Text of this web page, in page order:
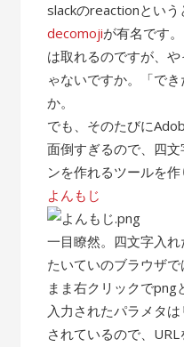
slackのreactionという
decomojiが有名です
は取れるのですが、
ゃないですか。「で
か。
でも、そのたびに
面倒すぎるので、四
ンを作れるツールを作
よんもじ
一目瞭然。四文字入れ
たいていのブラウザ
まま右クリックでpng
入力されたパラメタ
されているので、